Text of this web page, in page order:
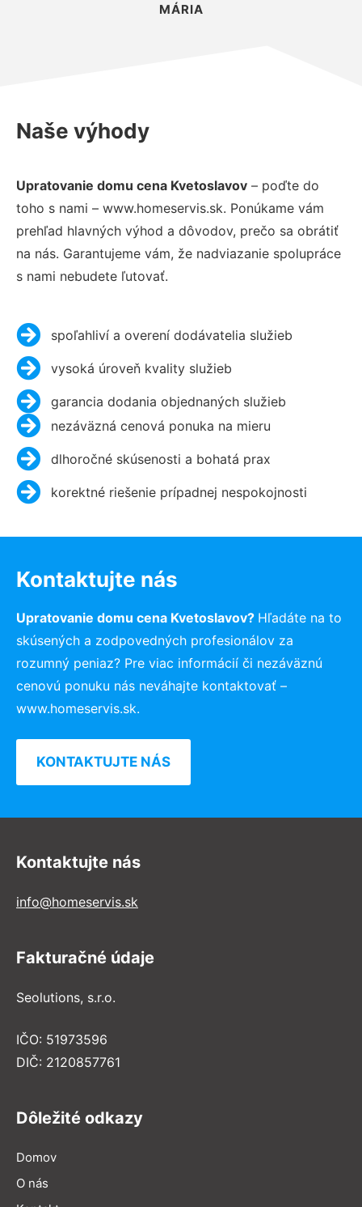
MÁRIA
Naše výhody
Upratovanie domu cena Kvetoslavov – poďte do
toho s nami – www.homeservis.sk. Ponúkame vám
prehľad hlavných výhod a dôvodov, prečo sa obrátiť
na nás. Garantujeme vám, že nadviazanie spolupráce
s nami nebudete ľutovať.
spoľahliví a overení dodávatelia služieb
vysoká úroveň kvality služieb
garancia dodania objednaných služieb
nezáväzná cenová ponuka na mieru
dlhoročné skúsenosti a bohatá prax
korektné riešenie prípadnej nespokojnosti
Kontaktujte nás
Upratovanie domu cena Kvetoslavov? Hľadáte na to
skúsených a zodpovedných profesionálov za
rozumný peniaz? Pre viac informácií či nezáväznú
cenovú ponuku nás neváhajte kontaktovať –
www.homeservis.sk.
KONTAKTUJTE NÁS
Kontaktujte nás
info@homeservis.sk
Fakturačné údaje
Seolutions, s.r.o.
IČO: 51973596
DIČ: 2120857761
Dôležité odkazy
Domov
O nás